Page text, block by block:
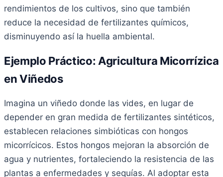
rendimientos de los cultivos, sino que también
reduce la necesidad de fertilizantes químicos,
disminuyendo así la huella ambiental.
Ejemplo Práctico: Agricultura Micorrízica
en Viñedos
Imagina un viñedo donde las vides, en lugar de
depender en gran medida de fertilizantes sintéticos,
establecen relaciones simbióticas con hongos
micorrícicos. Estos hongos mejoran la absorción de
agua y nutrientes, fortaleciendo la resistencia de las
plantas a enfermedades y sequías. Al adoptar esta